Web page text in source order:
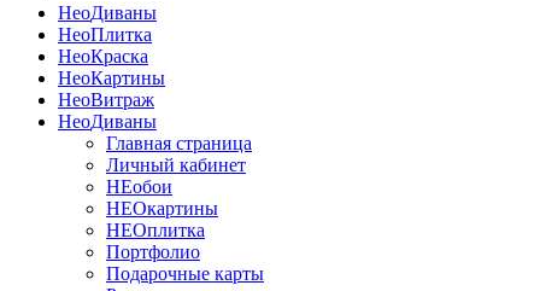
НеоДиваны
НеоПлитка
НеоКраска
НеоКартины
НеоВитраж
НеоДиваны
Главная страница
Личный кабинет
НЕобои
НЕОкартины
НЕОплитка
Портфолио
Подарочные карты